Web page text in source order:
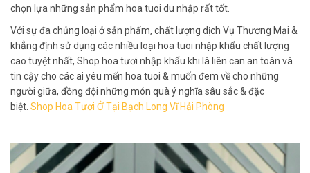
chọn lựa những sản phẩm hoa tuoi du nhập rất tốt.
Với sự đa chủng loại ở sản phẩm, chất lượng dịch Vụ Thương Mại &
khẳng định sử dụng các nhiều loại hoa tuoi nhập khẩu chất lượng
cao tuyệt nhất, Shop hoa tươi nhập khẩu khi là liên can an toàn và
tin cậy cho các ai yêu mến hoa tuoi & muốn đem về cho những
người giữa, đồng đội những món quà ý nghĩa sâu sắc & đặc
biệt. Shop Hoa Tươi Ở Tại Bạch Long Vĩ Hải Phòng